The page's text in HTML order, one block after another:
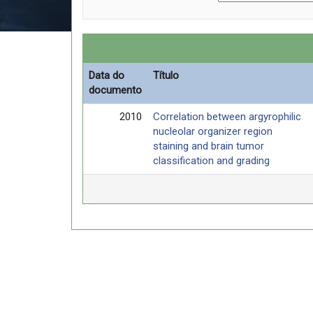
Data do
documento
Título
2010
Correlation between argyrophilic
nucleolar organizer region
staining and brain tumor
classification and grading